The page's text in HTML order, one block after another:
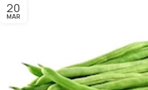
20
MAR